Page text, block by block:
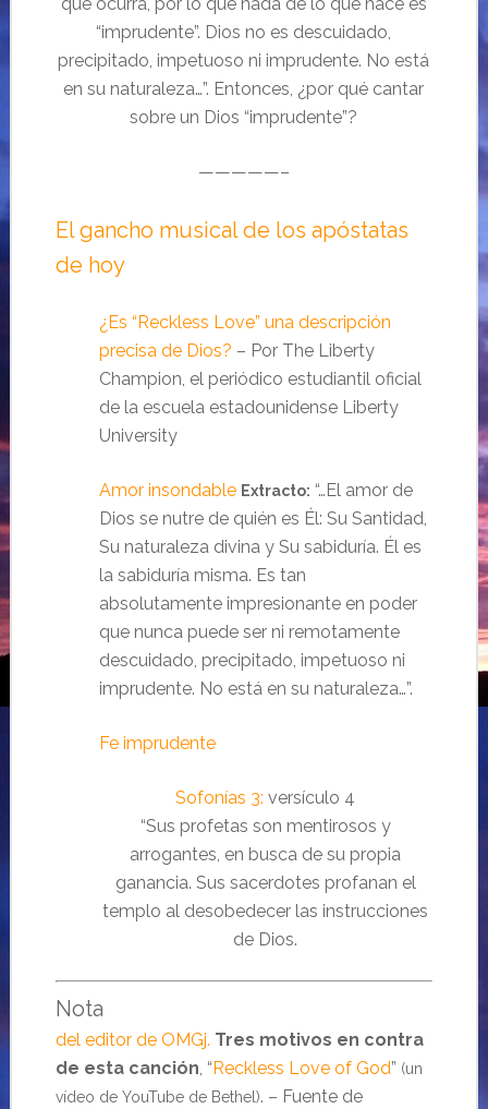
“imprudente”. Dios no es descuidado,
precipitado, impetuoso ni imprudente. No está
en su naturaleza…”. Entonces, ¿por qué cantar
sobre un Dios “imprudente”?
—————–
El gancho musical de los apóstatas
de hoy
¿Es “Reckless Love” una descripción
precisa de Dios? – Por The Liberty
Champion, el periódico estudiantil oficial
de la escuela estadounidense Liberty
University
Amor insondable Extracto: “…El amor de
Dios se nutre de quién es Él: Su Santidad,
Su naturaleza divina y Su sabiduría. Él es
la sabiduría misma. Es tan
absolutamente impresionante en poder
que nunca puede ser ni remotamente
descuidado, precipitado, impetuoso ni
imprudente. No está en su naturaleza…”.
Fe imprudente
Sofonías 3: versículo 4
“Sus profetas son mentirosos y
arrogantes, en busca de su propia
ganancia. Sus sacerdotes profanan el
templo al desobedecer las instrucciones
de Dios.
Nota
del editor de OMGj. Tres motivos en contra
de esta canción, “Reckless Love of God” (un
vídeo de YouTube de Bethel). – Fuente de